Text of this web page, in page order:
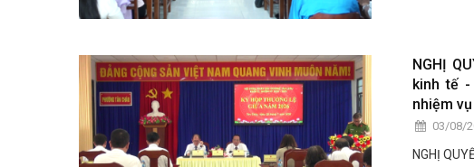
NGHỊ
kinh tế
nhiệm
03/08/
NGHỊ QUYẾT Về kết quả thực hiện kế hoạch phát